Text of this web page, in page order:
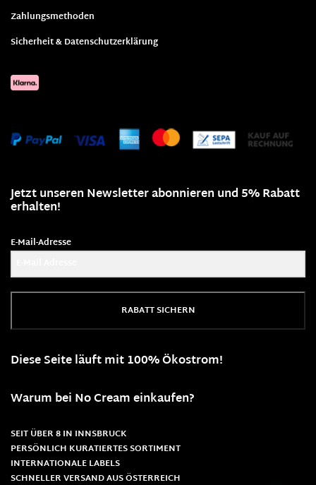
Zahlungsmethoden
Sicherheit & Datenschutzerklärung
Jetzt unseren Newsletter abonnieren und 5% Rabatt
erhalten!
E-Mail-Adresse
RABATT SICHERN
Diese Seite läuft mit 100% Ökostrom!
Warum bei No Cream einkaufen?
SEIT ÜBER 8 IN INNSBRUCK
PERSÖNLICH KURATIERTES SORTIMENT
INTERNATIONALE LABELS
SCHNELLER VERSAND AUS ÖSTERREICH